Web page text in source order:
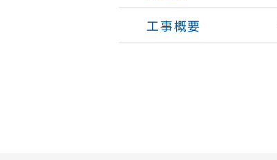
工事概要